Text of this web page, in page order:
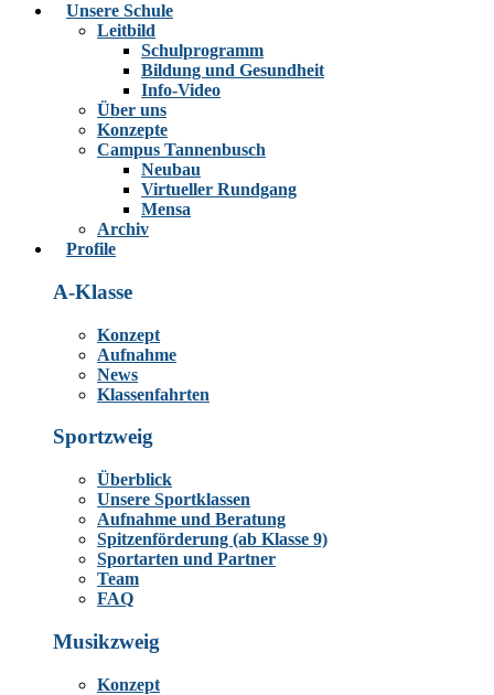
Unsere Schule
Leitbild
Schulprogramm
Bildung und Gesundheit
Info-Video
Über uns
Konzepte
Campus Tannenbusch
Neubau
Virtueller Rundgang
Mensa
Archiv
Profile
A-Klasse
Konzept
Aufnahme
News
Klassenfahrten
Sportzweig
Überblick
Unsere Sportklassen
Aufnahme und Beratung
Spitzenförderung (ab Klasse 9)
Sportarten und Partner
Team
FAQ
Musikzweig
Konzept